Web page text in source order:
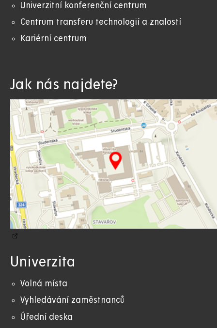
Univerzitní konferenční centrum
Centrum transferu technologií a znalostí
Kariérní centrum
Jak nás najdete?
Univerzita
Volná místa
Vyhledávání zaměstnanců
Úřední deska